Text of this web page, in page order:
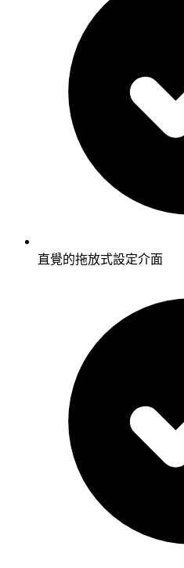
直覺的拖放式設定介面